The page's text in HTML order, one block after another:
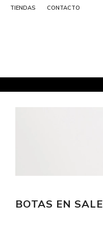
TIENDAS CONTACTO
BOTAS EN SALE